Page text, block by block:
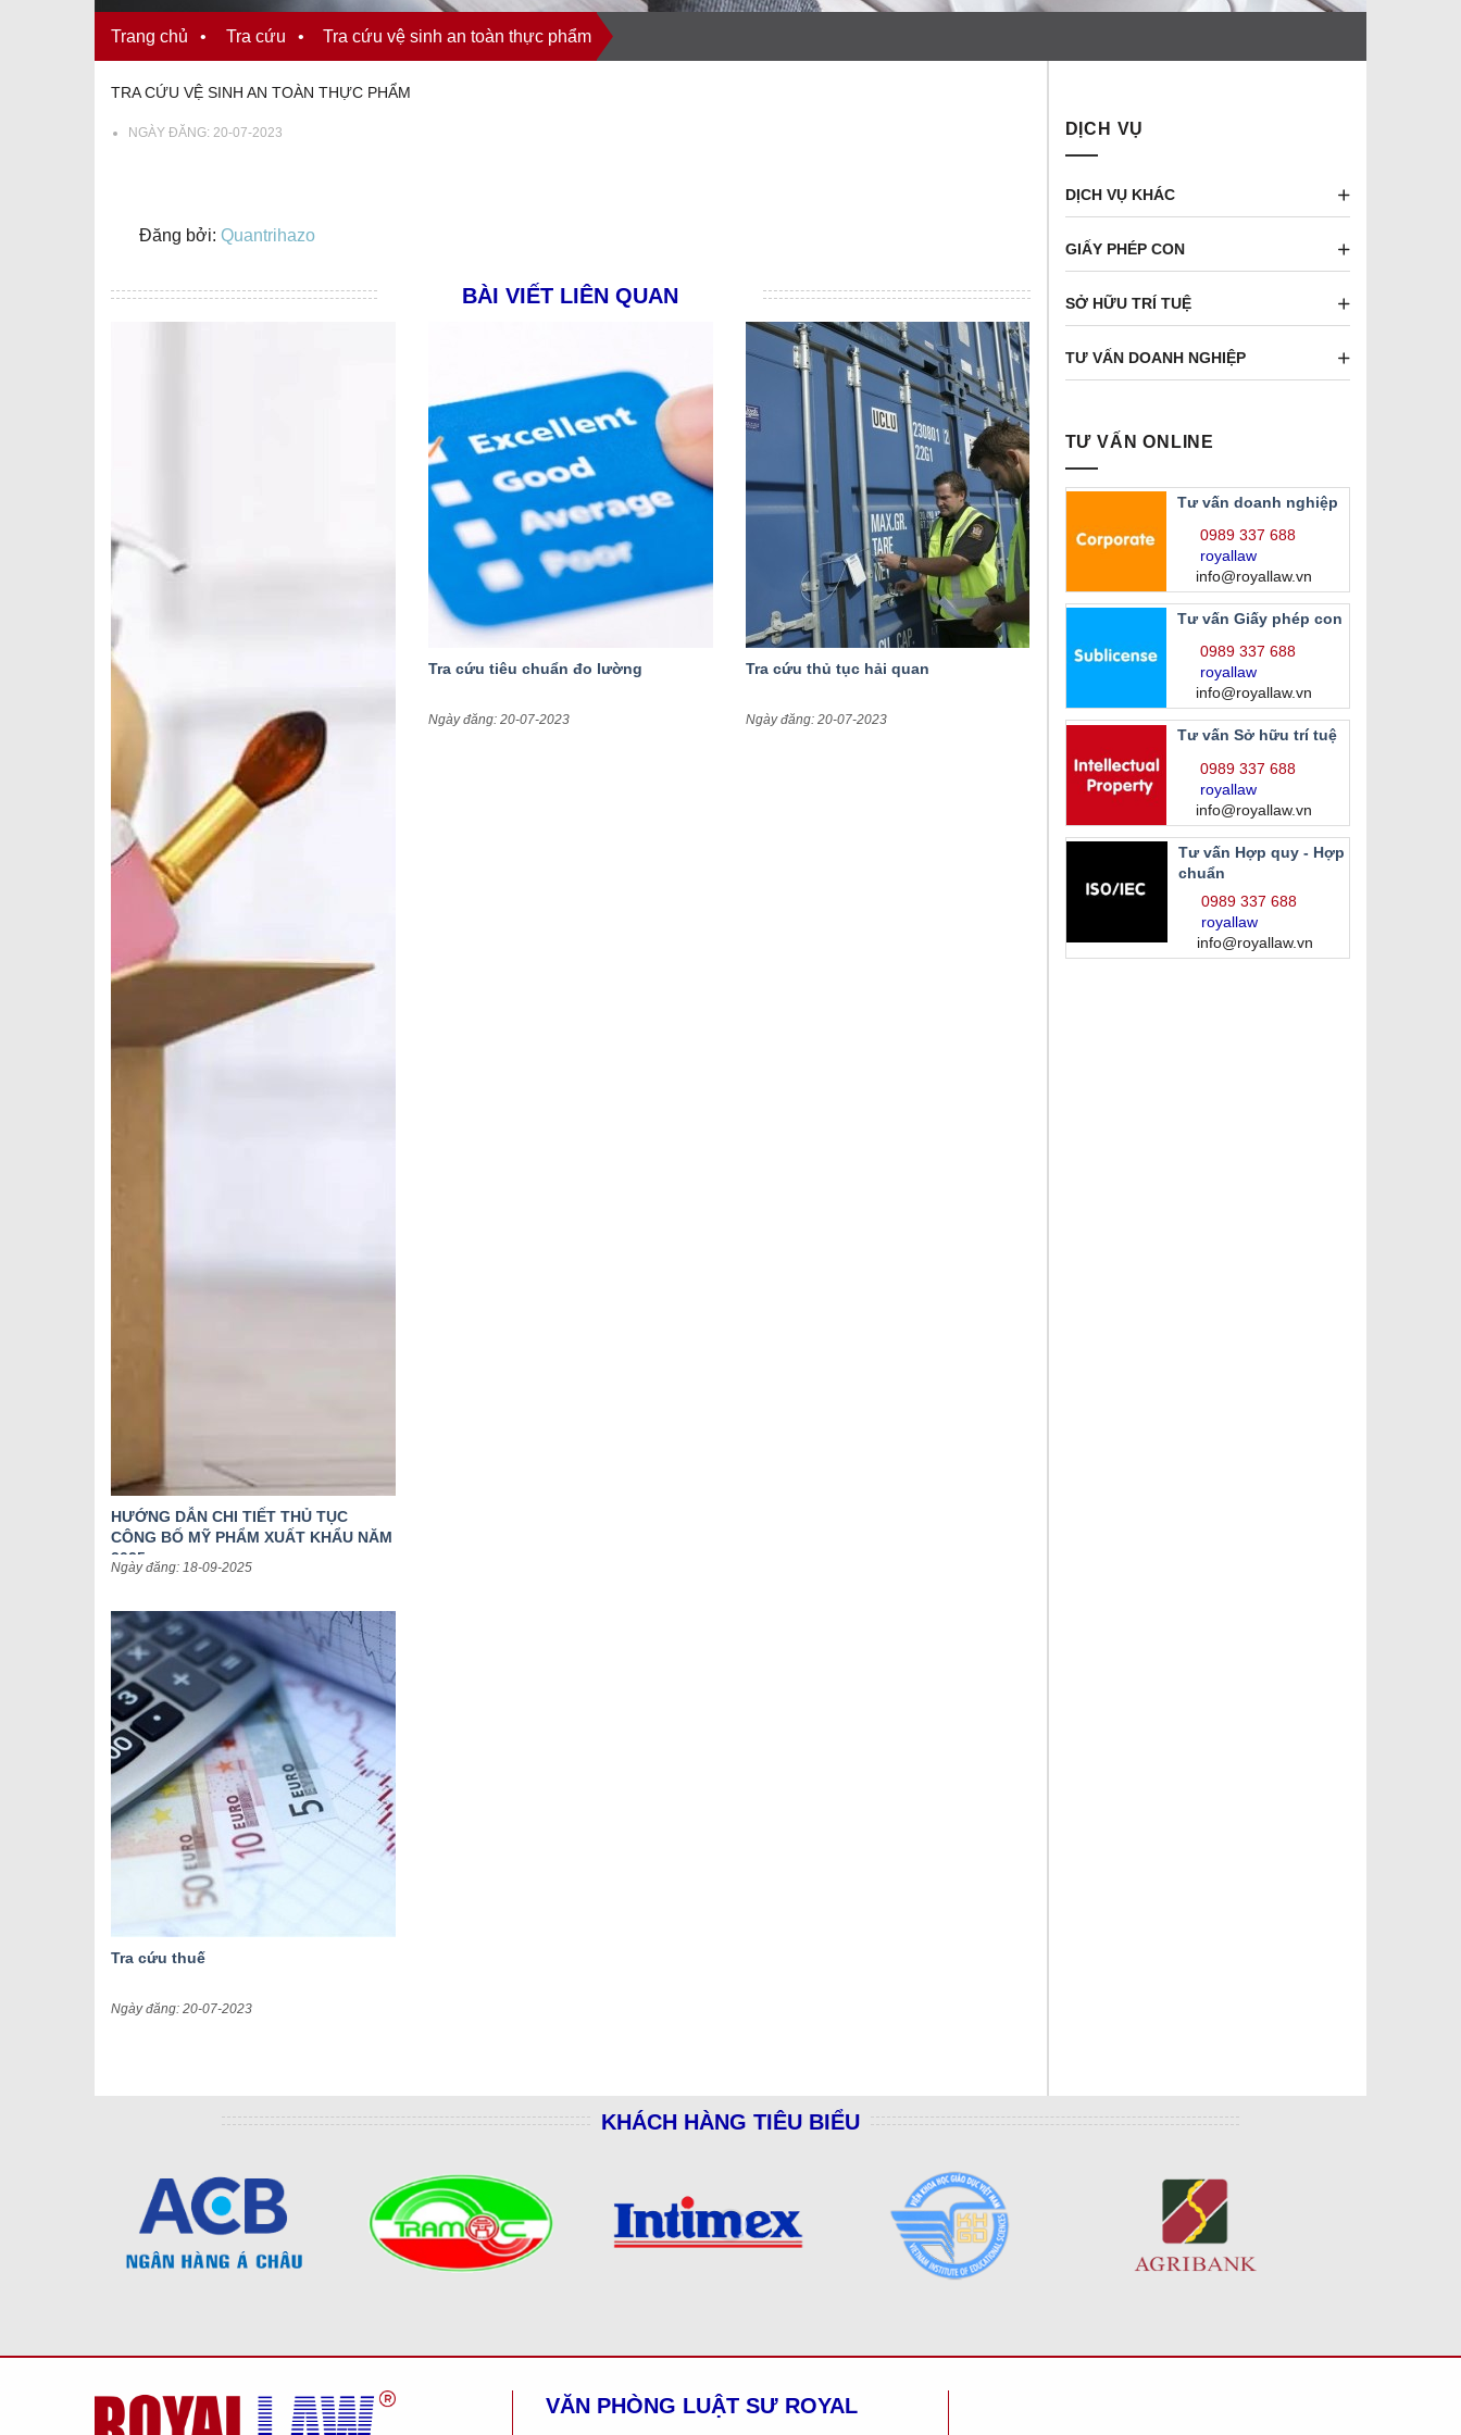
Trang chủ • Tra cứu • Tra cứu vệ sinh an toàn thực phẩm
TRA CỨU VỆ SINH AN TOÀN THỰC PHẨM
NGÀY ĐĂNG: 20-07-2023
Đăng bởi: Quantrihazo
BÀI VIẾT LIÊN QUAN
HƯỚNG DẪN CHI TIẾT THỦ TỤC
CÔNG BỐ MỸ PHẨM XUẤT KHẨU NĂM
2025
Ngày đăng: 18-09-2025
Tra cứu tiêu chuẩn đo lường
Ngày đăng: 20-07-2023
Tra cứu thủ tục hải quan
Ngày đăng: 20-07-2023
Tra cứu thuế
Ngày đăng: 20-07-2023
DỊCH VỤ
DỊCH VỤ KHÁC
GIẤY PHÉP CON
SỞ HỮU TRÍ TUỆ
TƯ VẤN DOANH NGHIỆP
TƯ VẤN ONLINE
Tư vấn doanh nghiệp
0989 337 688
royallaw
info@royallaw.vn
Tư vấn Giấy phép con
0989 337 688
royallaw
info@royallaw.vn
Tư vấn Sở hữu trí tuệ
0989 337 688
royallaw
info@royallaw.vn
Tư vấn Hợp quy - Hợp
chuẩn
0989 337 688
royallaw
info@royallaw.vn
KHÁCH HÀNG TIÊU BIỂU
VĂN PHÒNG LUẬT SƯ ROYAL